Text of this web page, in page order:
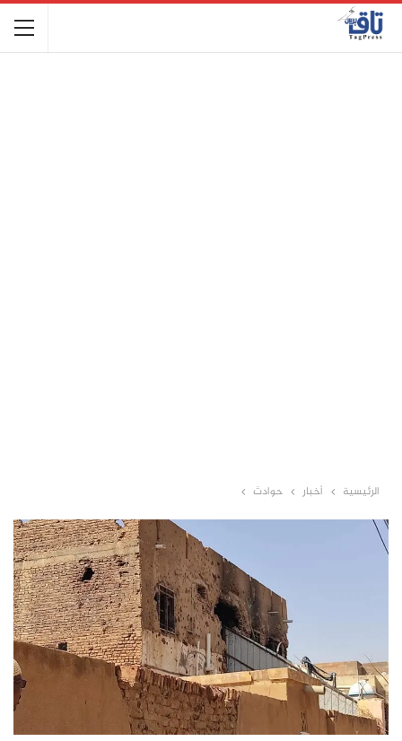
الرئيسية أخبار حوادث